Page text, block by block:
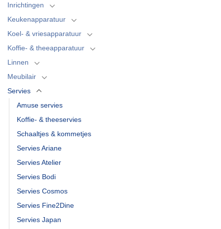
Inrichtingen
Keukenapparatuur
Koel- & vriesapparatuur
Koffie- & theeapparatuur
Linnen
Meubilair
Servies
Amuse servies
Koffie- & theeservies
Schaaltjes & kommetjes
Servies Ariane
Servies Atelier
Servies Bodi
Servies Cosmos
Servies Fine2Dine
Servies Japan